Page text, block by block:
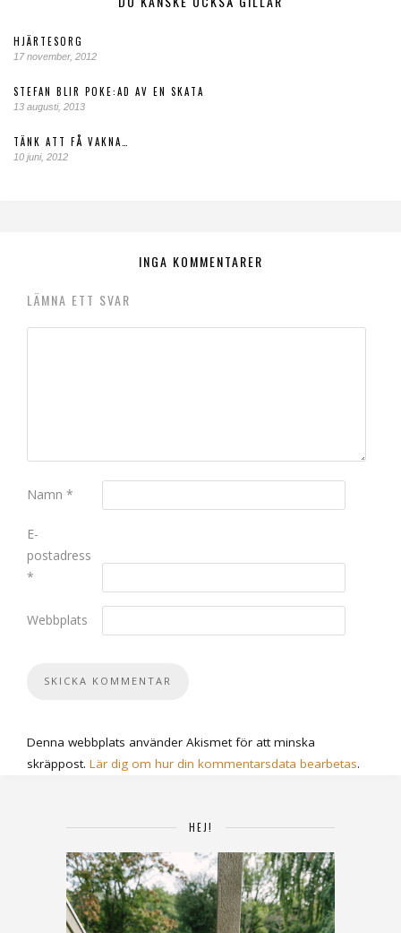
HJÄRTESORG
17 november, 2012
STEFAN BLIR POKE:AD AV EN SKATA
13 augusti, 2013
TÄNK ATT FÅ VAKNA…
10 juni, 2012
INGA KOMMENTARER
LÄMNA ETT SVAR
Namn *
E-
postadress
*
Webbplats
Denna webbplats använder Akismet för att minska
skräppost. Lär dig om hur din kommentarsdata bearbetas.
HEJ!